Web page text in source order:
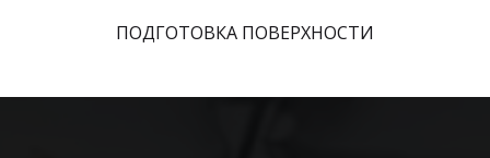
ПОДГОТОВКА ПОВЕРХНОСТИ